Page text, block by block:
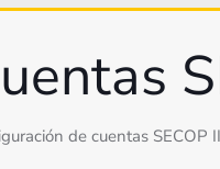
de cuentas SECOP II